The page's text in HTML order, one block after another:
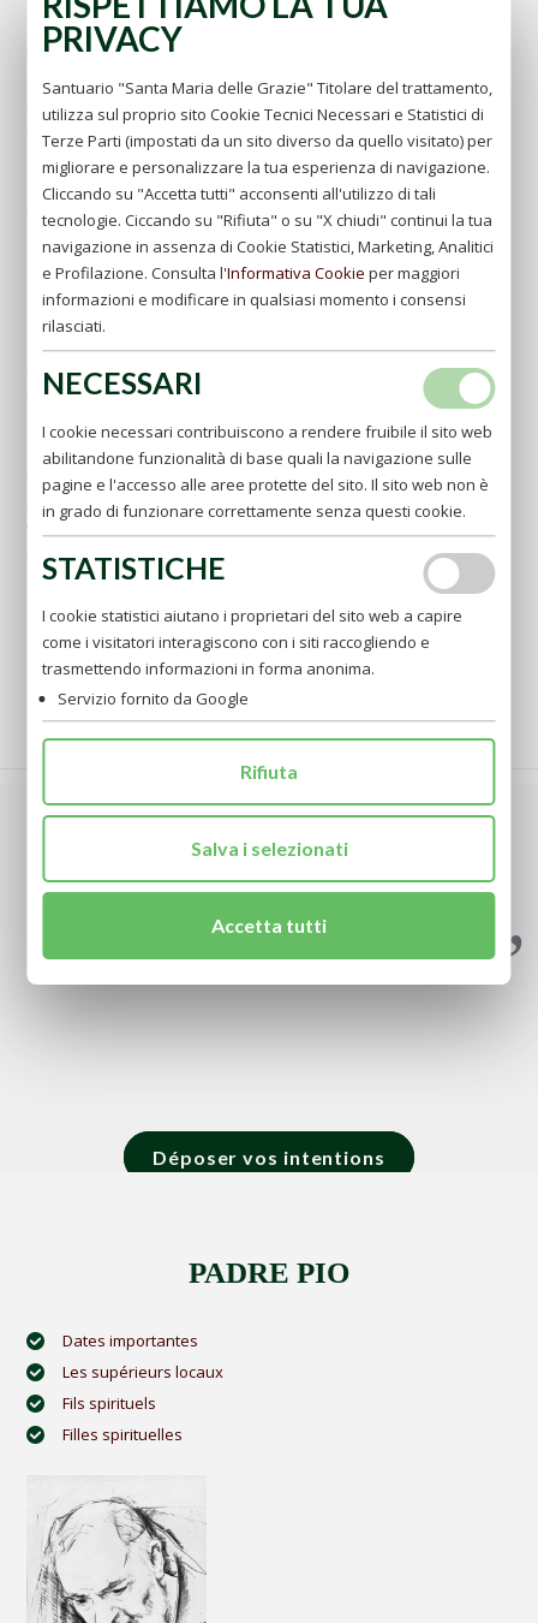
Come posso disabilitare i cookie e gestire le mie preferenze?
La maggior parte dei browser è configurata per accettare,
controllare o eventualmente disabilitare i cookie attraverso le
impostazioni. Ti ricordiamo tuttavia che disabilitare i cookie di
navigazione o quelli funzionali può causare il funzionamento del
sito e/o limitare il servizio che offriamo.
Qui sotto il percorso da seguire per gestire i cookie dai seguenti
browser:
http://windows.microsoft.com/it-it/windows7/block-enable-or-
allow-cookies
Safari:
http://support.apple.com/kb/PH19255
IT&hlrm=fr&hlrm=en
Firefox:http://support.mozilla.org/it-IT/kb/enable-and-disable-
cookies-website-preferences
Per maggiori informazioni sui cookie e per gestire le tue
preferenze sui cookie di profilazione di terza parte ti invitiamo a
visitare
Per disabilitare i cookie analitici e impedire a Google Analytics di
raccogliere dati sulla tua navigazione, puoi scaricare il
Componente aggiuntivo del browser per la disattivazione di
Google Analytics: https://tools.google.com/dlpage/gaoptout
In questo mondo nessuno di noi merita nulla; è il
Signore che è benevolo nei nostri confronti ed è la sua
Déposer vos intentions
PADRE PIO
Dates importantes
Les supérieurs locaux
Fils spirituels
Filles spirituelles
PRIVACY
Santuario "Santa Maria delle Grazie" Titolare del trattamento,
utilizza sul proprio sito Cookie Tecnici Necessari e Statistici di
Terze Parti (impostati da un sito diverso da quello visitato) per
migliorare e personalizzare la tua esperienza di navigazione.
Cliccando su "Accetta tutti" acconsenti all'utilizzo di tali
tecnologie. Ciccando su "Rifiuta" o su "X chiudi" continui la tua
navigazione in assenza di Cookie Statistici, Marketing, Analitici
e Profilazione. Consulta l'Informativa Cookie per maggiori
informazioni e modificare in qualsiasi momento i consensi
rilasciati.
NECESSARI
I cookie necessari contribuiscono a rendere fruibile il sito web
abilitandone funzionalità di base quali la navigazione sulle
pagine e l'accesso alle aree protette del sito. Il sito web non è
in grado di funzionare correttamente senza questi cookie.
STATISTICHE
I cookie statistici aiutano i proprietari del sito web a capire
come i visitatori interagiscono con i siti raccogliendo e
trasmettendo informazioni in forma anonima.
Servizio fornito da Google
Rifiuta
Salva i selezionati
Accetta tutti